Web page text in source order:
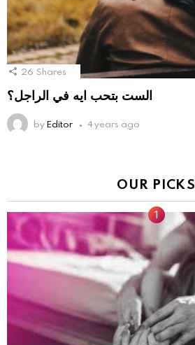
26 Shares
الست بتحب ايه في الراجل؟
byEditor 4 years ago
OUR PICKS